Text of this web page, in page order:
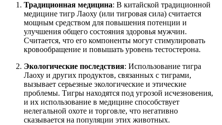
Традиционная медицина: В китайской традиционной
медицине тигр Лаоху (или тигровая сила) считается
мощным средством для повышения потенции и
улучшения общего состояния здоровья мужчин.
Считается, что его компоненты могут стимулировать
кровообращение и повышать уровень тестостерона.
Экологические последствия: Использование тигра
Лаоху и других продуктов, связанных с тиграми,
вызывает серьезные экологические и этические
проблемы. Тигры находятся под угрозой исчезновения,
и их использование в медицине способствует
нелегальной охоте и торговле, что негативно
сказывается на популяции этих животных.